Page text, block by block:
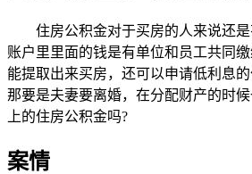
住房公积金对于买房的人来说还是
账户里里面的钱是有单位和员工共同
能提取出来买房，还可以申请低利息的
那要是夫妻要离婚，在分配财产的时
上的住房公积金吗?
案情